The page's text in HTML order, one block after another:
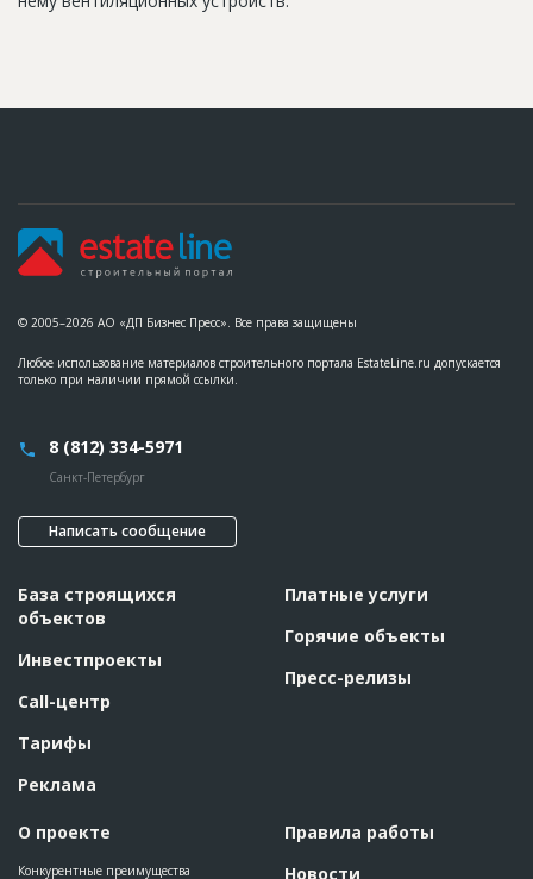
© 2005–2026 АО «ДП Бизнес Пресс». Все права защищены
Любое использование материалов строительного портала EstateLine.ru допускается
только при наличии прямой ссылки.
8 (812) 334-5971
Санкт-Петербург
Написать сообщение
База строящихся
объектов
Инвестпроекты
Call-центр
Тарифы
Реклама
О проекте
Конкурентные преимущества
Платные услуги
Горячие объекты
Пресс-релизы
Правила работы
Новости